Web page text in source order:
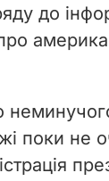
до
поки не